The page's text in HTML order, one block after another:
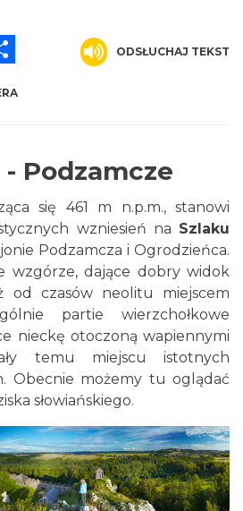
ODSŁUCHAJ TEKST
Podzamcze
się 461 m n.p.m., stanowi
wzniesień na Szlaku
Podzamcza i Ogrodzieńca.
wzgórze, dające dobry widok
od czasów neolitu miejscem
partie wierzchołkowe
nieckę otoczoną wapiennymi
temu miejscu istotnych
Obecnie możemy tu oglądać
słowiańskiego.